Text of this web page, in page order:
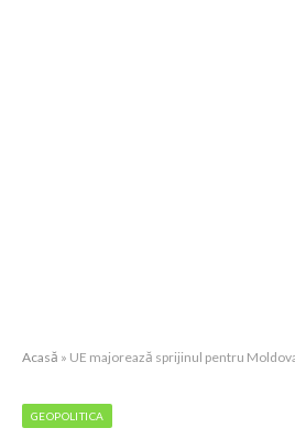
Acasă » UE majorează sprijinul pentru Moldova: încă 120 de
GEOPOLITICA